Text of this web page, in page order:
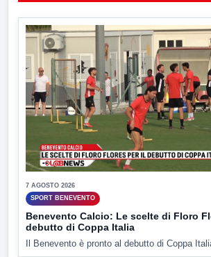
7 AGOSTO 2026
SPORT BENEVENTO
Benevento Calcio: Le scelte di Floro
debutto di Coppa Italia
Il Benevento è pronto al debutto di Coppa